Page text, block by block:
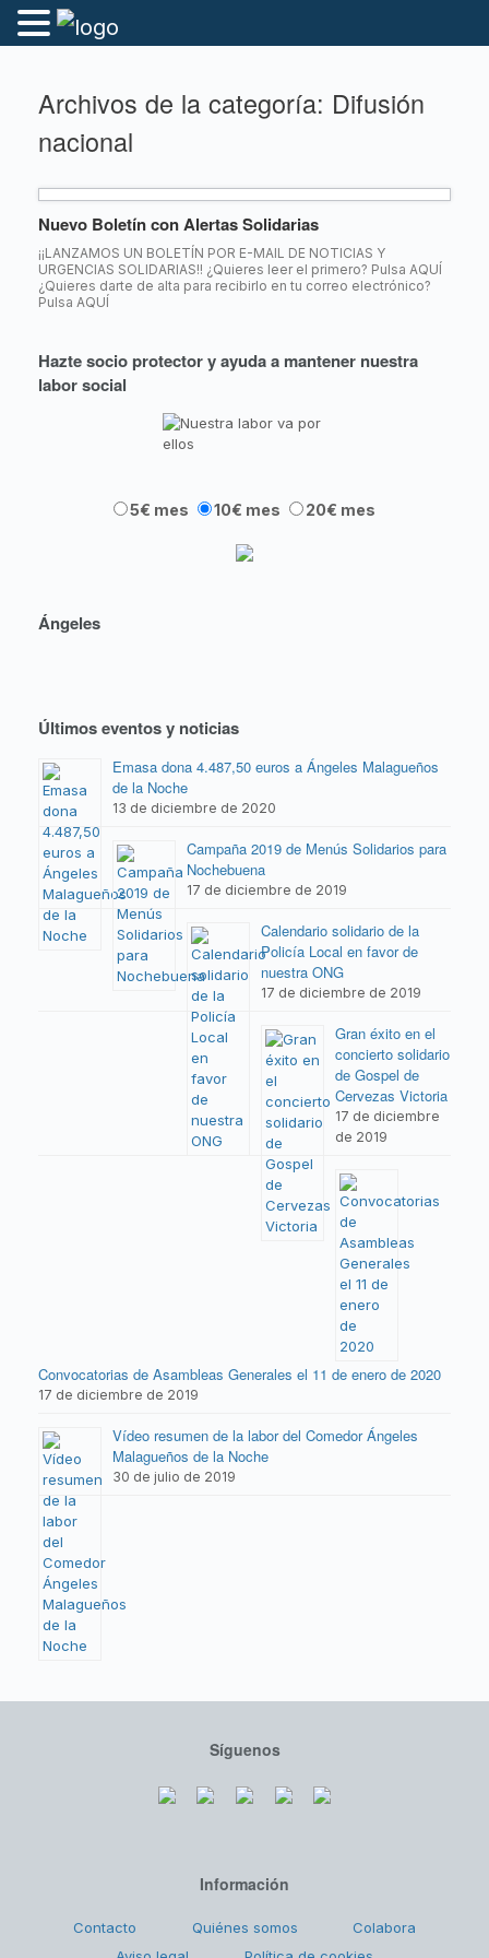
Archivos de la categoría: Difusión
nacional
Nuevo Boletín con Alertas Solidarias
¡¡LANZAMOS UN BOLETÍN POR E-MAIL DE NOTICIAS Y
URGENCIAS SOLIDARIAS!! ¿Quieres leer el primero? Pulsa AQUÍ
¿Quieres darte de alta para recibirlo en tu correo electrónico?
Pulsa AQUÍ
Hazte socio protector y ayuda a mantener nuestra
labor social
5€ mes 10€ mes 20€ mes
Ángeles
Últimos eventos y noticias
Emasa dona 4.487,50 euros a Ángeles Malagueños
de la Noche
13 de diciembre de 2020
Campaña 2019 de Menús Solidarios para
Nochebuena
17 de diciembre de 2019
Calendario solidario de la
Policía Local en favor de
nuestra ONG
17 de diciembre de 2019
Gran éxito en el
concierto solidario
de Gospel de
Cervezas Victoria
17 de diciembre
de 2019
Convocatorias de Asambleas Generales el 11 de enero de 2020
17 de diciembre de 2019
Vídeo resumen de la labor del Comedor Ángeles
Malagueños de la Noche
30 de julio de 2019
Síguenos
Información
Contacto Quiénes somos
Colabora